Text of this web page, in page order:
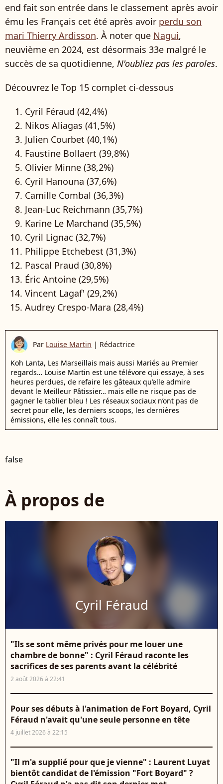
end fait son entrée dans le classement après avoir
ému les Français cet été après avoir perdu son
mari Thierry Ardisson. À noter que Nagui,
neuvième en 2024, est désormais 33e malgré le
succès de sa quotidienne, N'oubliez pas les paroles.
Découvrez le Top 15 complet ci-dessous
Cyril Féraud (42,4%)
Nikos Aliagas (41,5%)
Julien Courbet (40,1%)
Faustine Bollaert (39,8%)
Olivier Minne (38,2%)
Cyril Hanouna (37,6%)
Camille Combal (36,3%)
Jean-Luc Reichmann (35,7%)
Karine Le Marchand (35,5%)
Cyril Lignac (32,7%)
Philippe Etchebest (31,3%)
Pascal Praud (30,8%)
Éric Antoine (29,5%)
Vincent Lagaf' (29,2%)
Audrey Crespo-Mara (28,4%)
Par Louise Martin | Rédactrice
Koh Lanta, Les Marseillais mais aussi Mariés au Premier
regards… Louise Martin est une télévore qui essaye, à ses
heures perdues, de refaire les gâteaux qu’elle admire
devant le Meilleur Pâtissier… mais elle ne risque pas de
gagner le tablier bleu ! Les réseaux sociaux n’ont pas de
secret pour elle, les derniers scoops, les dernières
émissions, elle les connaît tous.
false
À propos de
Cyril Féraud
"Ils se sont même privés pour me louer une
chambre de bonne" : Cyril Féraud raconte les
sacrifices de ses parents avant la célébrité
2 août 2026 à 22:41
Pour ses débuts à l'animation de Fort Boyard, Cyril
Féraud n'avait qu'une seule personne en tête
4 juillet 2026 à 22:15
"Il m'a supplié pour que je vienne" : Laurent Luyat
bientôt candidat de l'émission "Fort Boyard" ?